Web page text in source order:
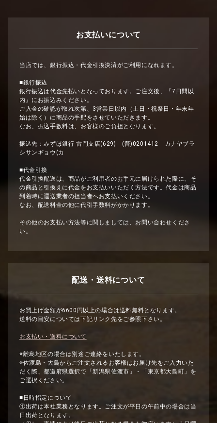
お支払いについて
当店では、銀行振込・代金引換決済がご利用になれます。
■銀行振込
銀行振込は代金先払いとなっております。ご注文後、『7日間以
内』にお振込みください。
ご入金の確認が取れ次第、3営業日以内（土日・祝祭日・年末年
始は除く）に商品の手配をさせていただきます。
なお、振込手数料は、お客様のご負担となります。
振込先：みずほ銀行 雷門支店(629) (普)0201412 カナヤブラ
シサンギョウ(カ
■代金引換
代金引換配送は、商品がご利用者のお手元に届けられた際に、そ
の商品と引換えに代金をお支払いいただく方法です。代金は商品
到着時に運送業者の担当者へお支払いください。
なお、配送料金の他に代引手数料がかかります。
その他のお支払い方法等に関しましては、お問い合わせくださ
い。
配送・送料について
お買上げ金額が6600円以上の場合は送料無料となります。
送料の目安については下記リンク先をご参照下さい。
お支払い・送料について
※離島地区の場合は別途ご連絡をいたします。
※佐渡島・大島からご注文されるお客様はお届け先をご入力いた
だく際、都道府県選択で「新潟県佐渡市」・「東京都大島町」を
ご選択ください。
■日時指定について
①出荷は本社業務となります。ご注文が平日の午前中の場合は当
日出荷となります。